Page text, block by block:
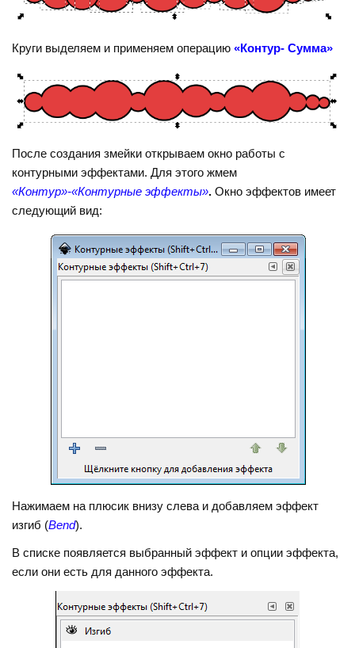
Круги выделяем и применяем операцию«Контур- Сумма»
После создания змейки открываем окно работы с
контурными эффектами. Для этого жмем
«Контур»-«Контурные эффекты». Окно эффектов имеет
следующий вид:
Нажимаем на плюсик внизу слева и добавляем эффект
изгиб (Bend).
В списке появляется выбранный эффект и опции эффекта,
если они есть для данного эффекта.